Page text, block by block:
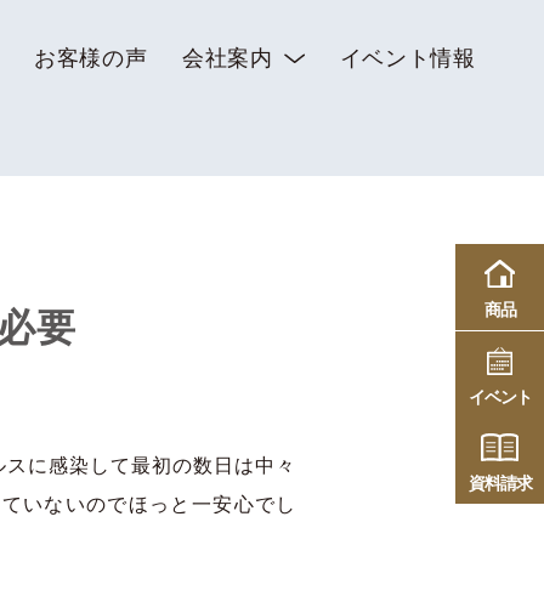
お客様の声 会社案内 イベント情報
要
に感染して最初の数日は中々
いないのでほっと一安心でし
商品
イベント
資料請求